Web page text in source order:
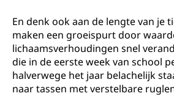
En denk ook aan de lengte van je
maken een groeispurt door
lichaamsverhoudingen snel
die in de eerste week van school
halverwege het jaar belachelijk
naar tassen met verstelbare